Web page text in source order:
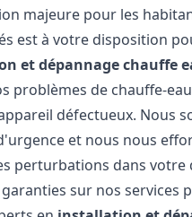
majeure pour les
est à votre disposition
et dépannage chauffe
problèmes de chauffe-
défectueux. Nous
et nous nous
perturbations dans
sur nos services